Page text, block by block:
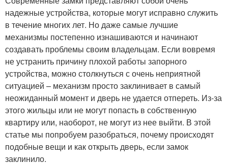
надежные устройства, которые могут исправно служить
в течение многих лет. Но даже самые лучшие
механизмы постепенно изнашиваются и начинают
создавать проблемы своим владельцам. Если вовремя
не устранить причину плохой работы запорного
устройства, можно столкнуться с очень неприятной
ситуацией – механизм просто заклинивает в самый
неожиданный момент и дверь не удается отпереть. Из-за
этого жильцы или не могут попасть в собственную
квартиру или, наоборот, не могут из нее выйти. В этой
статье мы попробуем разобраться, почему происходят
подобные вещи и как открыть дверь, если замок
заклинило.